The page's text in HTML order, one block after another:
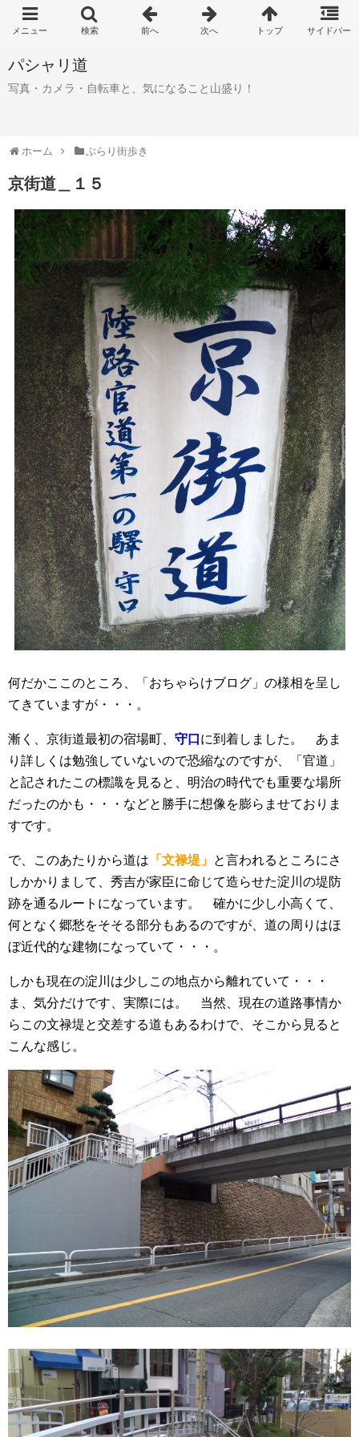
パシャリ道
写真・カメラ・自転車と、気になること山盛り！
ホーム ぶらり街歩き
京街道＿１５
何だかここのところ、「おちゃらけブログ」の様相を呈し
てきていますが・・・。
漸く、京街道最初の宿場町、 守口 に到着しました。 あま
り詳しくは勉強していないので恐縮なのですが、「官道」
と記されたこの標識を見ると、明治の時代でも重要な場所
だったのかも・・・などと勝手に想像を膨らませておりま
すです。
で、このあたりから道は 「文禄堤」 と言われるところにさ
しかかりまして、秀吉が家臣に命じて造らせた淀川の堤防
跡を通るルートになっています。 確かに少し小高くて、
何となく郷愁をそそる部分もあるのですが、道の周りはほ
ぼ近代的な建物になっていて・・・。
しかも現在の淀川は少しこの地点から離れていて・・・
ま、気分だけです、実際には。 当然、現在の道路事情か
らこの文禄堤と交差する道もあるわけで、そこから見ると
こんな感じ。